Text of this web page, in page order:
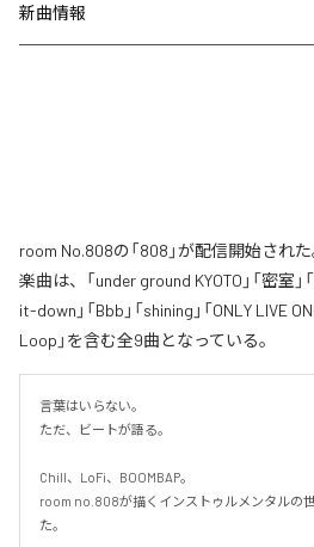
新曲情報
room No.808の「808」が配信開始され
楽曲は、「under ground KYOTO」「密室
it-down」「Bbb」「shining」「ONLY LIVE
Loop」を含む全9曲となっている。
言葉はいらない。
ただ、ビートが語る。
Chill、LoFi、BOOMBAP。
room no.808が描くインストゥルメンタルの
た。